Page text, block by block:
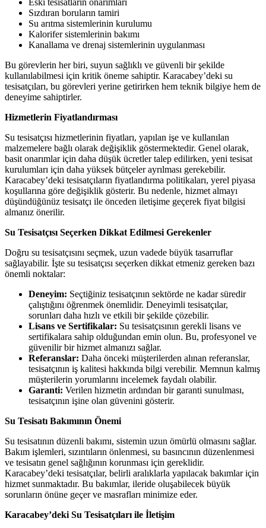
Sızdıran boruların tamiri
Su arıtma sistemlerinin kurulumu
Kalorifer sistemlerinin bakımı
Kanallama ve drenaj sistemlerinin uygulanması
Bu görevlerin her biri, suyun sağlıklı ve güvenli bir şekilde
kullanılabilmesi için kritik öneme sahiptir. Karacabey’deki su
tesisatçıları, bu görevleri yerine getirirken hem teknik bilgiye hem de
deneyime sahiptirler.
Hizmetlerin Fiyatlandırması
Su tesisatçısı hizmetlerinin fiyatları, yapılan işe ve kullanılan
malzemelere bağlı olarak değişiklik göstermektedir. Genel olarak,
basit onarımlar için daha düşük ücretler talep edilirken, yeni tesisat
kurulumları için daha yüksek bütçeler ayrılması gerekebilir.
Karacabey’deki tesisatçıların fiyatlandırma politikaları, yerel piyasa
koşullarına göre değişiklik gösterir. Bu nedenle, hizmet almayı
düşündüğünüz tesisatçı ile önceden iletişime geçerek fiyat bilgisi
almanız önerilir.
Su Tesisatçısı Seçerken Dikkat Edilmesi Gerekenler
Doğru su tesisatçısını seçmek, uzun vadede büyük tasarruflar
sağlayabilir. İşte su tesisatçısı seçerken dikkat etmeniz gereken bazı
önemli noktalar:
Deneyim: Seçtiğiniz tesisatçının sektörde ne kadar süredir
çalıştığını öğrenmek önemlidir. Deneyimli tesisatçılar,
sorunları daha hızlı ve etkili bir şekilde çözebilir.
Lisans ve Sertifikalar: Su tesisatçısının gerekli lisans ve
sertifikalara sahip olduğundan emin olun. Bu, profesyonel ve
güvenilir bir hizmet almanızı sağlar.
Referanslar: Daha önceki müşterilerden alınan referanslar,
tesisatçının iş kalitesi hakkında bilgi verebilir. Memnun kalmış
müşterilerin yorumlarını incelemek faydalı olabilir.
Garanti: Verilen hizmetin ardından bir garanti sunulması,
tesisatçının işine olan güvenini gösterir.
Su Tesisatı Bakımının Önemi
Su tesisatının düzenli bakımı, sistemin uzun ömürlü olmasını sağlar.
Bakım işlemleri, sızıntıların önlenmesi, su basıncının düzenlenmesi
ve tesisatın genel sağlığının korunması için gereklidir.
Karacabey’deki tesisatçılar, belirli aralıklarla yapılacak bakımlar için
hizmet sunmaktadır. Bu bakımlar, ileride oluşabilecek büyük
sorunların önüne geçer ve masrafları minimize eder.
Karacabey’deki Su Tesisatçıları ile İletişim